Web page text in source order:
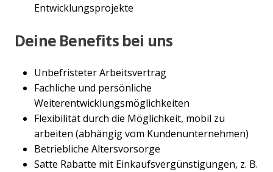
Entwicklungsprojekte
Deine Benefits bei uns
Unbefristeter Arbeitsvertrag
Fachliche und persönliche
Weiterentwicklungsmöglichkeiten
Flexibilität durch die Möglichkeit, mobil zu
arbeiten (abhängig vom Kundenunternehmen)
Betriebliche Altersvorsorge
Satte Rabatte mit Einkaufsvergünstigungen, z. B.